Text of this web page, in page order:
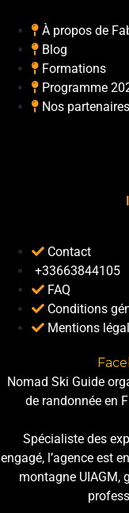
À propos de
Blog
Formations
Programme
Nos partenaires
Contact
+33663844105
FAQ
Conditions
Mentions
Nomad Ski Guide
de randonnée en
Spécialiste des
engagé, l’agence est
montagne UIAGM,